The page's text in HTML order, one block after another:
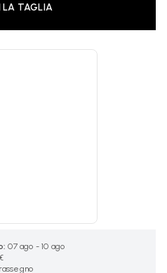
LA TAGLIA
07 ago - 10 ago